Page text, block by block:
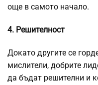
още в самото начало.
4. Решителност
Докато другите се
мислители, добрите
да бъдат решителни и